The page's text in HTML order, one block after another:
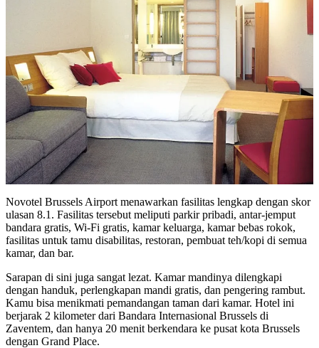
Novotel Brussels Airport menawarkan fasilitas lengkap dengan skor
ulasan 8.1. Fasilitas tersebut meliputi parkir pribadi, antar-jemput
bandara gratis, Wi-Fi gratis, kamar keluarga, kamar bebas rokok,
fasilitas untuk tamu disabilitas, restoran, pembuat teh/kopi di semua
kamar, dan bar.
Sarapan di sini juga sangat lezat. Kamar mandinya dilengkapi
dengan handuk, perlengkapan mandi gratis, dan pengering rambut.
Kamu bisa menikmati pemandangan taman dari kamar. Hotel ini
berjarak 2 kilometer dari Bandara Internasional Brussels di
Zaventem, dan hanya 20 menit berkendara ke pusat kota Brussels
dengan Grand Place.